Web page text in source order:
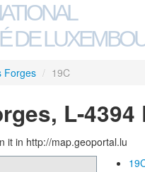
DE
Forges / 19C
L-
it in http://map.geoportal.lu